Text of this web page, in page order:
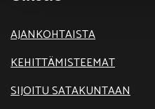
AJANKOHTAISTA
KEHITTÄMISTEEMAT
SIJOITU SATAKUNTAAN